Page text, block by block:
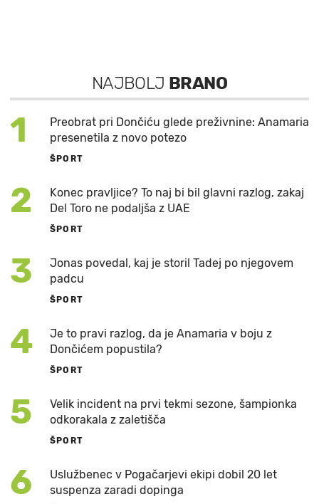
NAJBOLJ BRANO
1
Preobrat pri Dončiću glede preživnine: Anamaria
presenetila z novo potezo
ŠPORT
2
Konec pravljice? To naj bi bil glavni razlog, zakaj
Del Toro ne podaljša z UAE
ŠPORT
3
Jonas povedal, kaj je storil Tadej po njegovem
padcu
ŠPORT
4
Je to pravi razlog, da je Anamaria v boju z
Dončićem popustila?
ŠPORT
5
Velik incident na prvi tekmi sezone, šampionka
odkorakala z zaletišča
ŠPORT
6
Uslužbenec v Pogačarjevi ekipi dobil 20 let
suspenza zaradi dopinga